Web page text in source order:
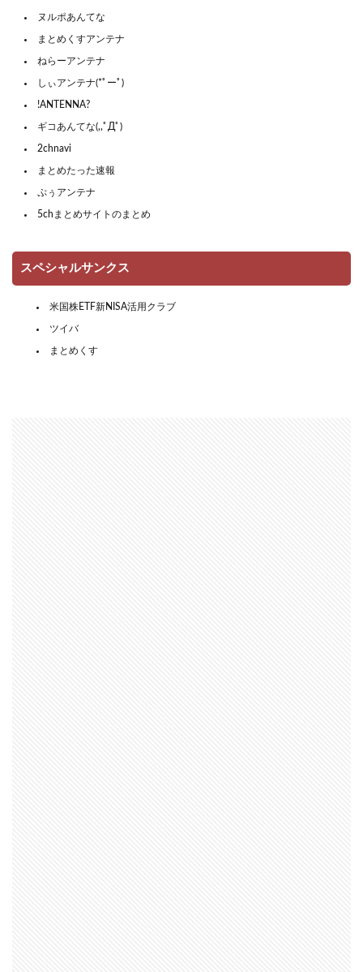
ヌルポあんてな
まとめくすアンテナ
ねらーアンテナ
しぃアンテナ(*ﾟーﾟ)
!ANTENNA?
ギコあんてな(,,ﾟДﾟ)
2chnavi
まとめたった速報
ぷぅアンテナ
5chまとめサイトのまとめ
スペシャルサンクス
米国株ETF新NISA活用クラブ
ツイバ
まとめくす